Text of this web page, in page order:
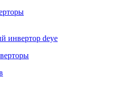
инвертор deye